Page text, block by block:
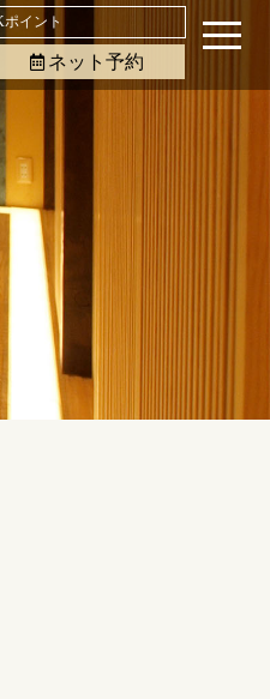
イント
ネット予約